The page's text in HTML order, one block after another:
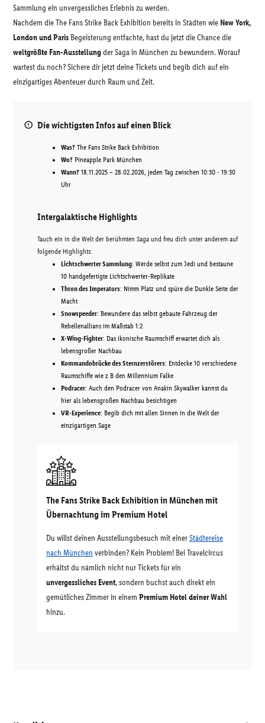
Sammlung ein unvergessliches Erlebnis zu werden.
Nachdem die The Fans Strike Back Exhibition bereits in Städten wie New York,
London und ParisBegeisterung entfachte, hast du jetzt die Chance die
weltgrößte Fan-Ausstellungder Saga in München zu bewundern. Worauf
wartest du noch? Sichere dir jetzt deine Tickets und begib dich auf ein
einzigartiges Abenteuer durch Raum und Zeit.
Die wichtigsten Infos auf einen Blick
Was? The Fans Strike Back Exhibition
Wo? Pineapple Park München
Wann? 18.11.2025 – 28.02.2026, jeden Tag zwischen 10:30 - 19:30
Uhr
Intergalaktische Highlights
Tauch ein in die Welt der berühmten Saga und freu dich unter anderem auf
folgende Highlights:
Lichtschwerter Sammlung: Werde selbst zum Jedi und bestaune
10 handgefertigte Lichtschwerter-Replikate
Thron des Imperators: Nimm Platz und spüre die Dunkle Seite der
Macht
Snowspeeder: Bewundere das selbst gebaute Fahrzeug der
Rebellenallians im Maßstab 1:2
X-Wing-Fighter: Das ikonische Raumschiff erwartet dich als
lebensgroßer Nachbau
Kommandobrücke des Sternzerstörers: Entdecke 10 verschiedene
Raumschiffe wie z.B den Millennium Falke
Podracer: Auch den Podracer von Anakin Skywalker kannst du
hier als lebensgroßen Nachbau besichtigen
VR-Experience: Begib dich mit allen Sinnen in die Welt der
einzigartigen Sage
The Fans Strike Back Exhibition in München mit
Übernachtung im Premium Hotel
Du willst deinen Ausstellungsbesuch mit einerStädtereise
nach München verbinden? Kein Problem! Bei Travelcircus
erhältst du nämlich nicht nur Tickets für ein
unvergessliches Event, sondern buchst auch direkt ein
gemütliches Zimmer in einem Premium Hotel deiner Wahl
hinzu.